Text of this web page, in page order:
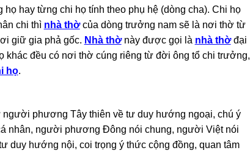
họ hay từng chi họ tính theo phụ hệ (dòng cha). Chi họ
chi thì nhà thờcủa dòng trưởng nam sẽ là nơi thờ từ
giữ gia phả gốc. Nhà thờnày được gọi là nhà thờđại
khác đều có nơi thờ cúng riêng từ đời ông tổ chi trưởng,
họ.
người phương Tây thiên về tư duy hướng ngoại, chú ý
nhân, người phương Đông nói chung, người Việt nói
duy hướng nội, coi trọng ý thức cộng đồng, quan tâm